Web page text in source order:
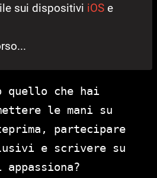
sui dispositivi iOS e
quello che hai
le mani su
partecipare
e scrivere su